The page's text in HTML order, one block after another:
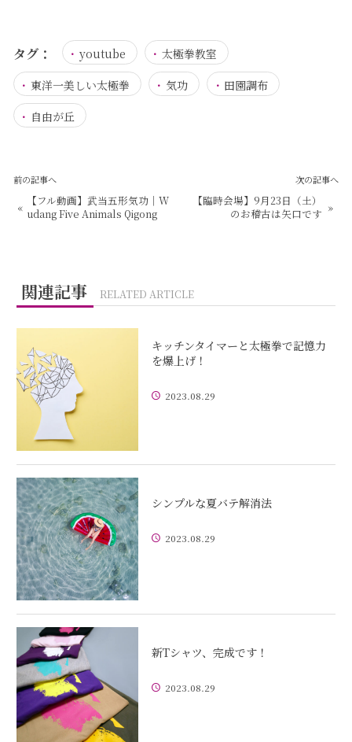
タグ： youtube
太極拳教室
東洋一美しい太極拳
気功
田園調布
自由が丘
前の記事へ
«
【フル動画】武当五形気功｜W
udang Five Animals Qigong
次の記事へ
【臨時会場】9月23日（土）
のお稽古は矢口です »
関連記事 RELATED ARTICLE
キッチンタイマーと太極拳で記憶力
を爆上げ！
2023.08.29
シンプルな夏バテ解消法
2023.08.29
新Tシャツ、完成です！
2023.08.29